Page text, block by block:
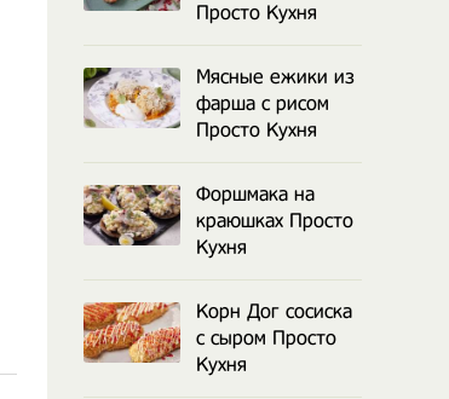
Просто Кухня
Мясные ежики из
фарша с рисом
Просто Кухня
Форшмака на
краюшках Просто
Кухня
Корн Дог сосиска
с сыром Просто
Кухня